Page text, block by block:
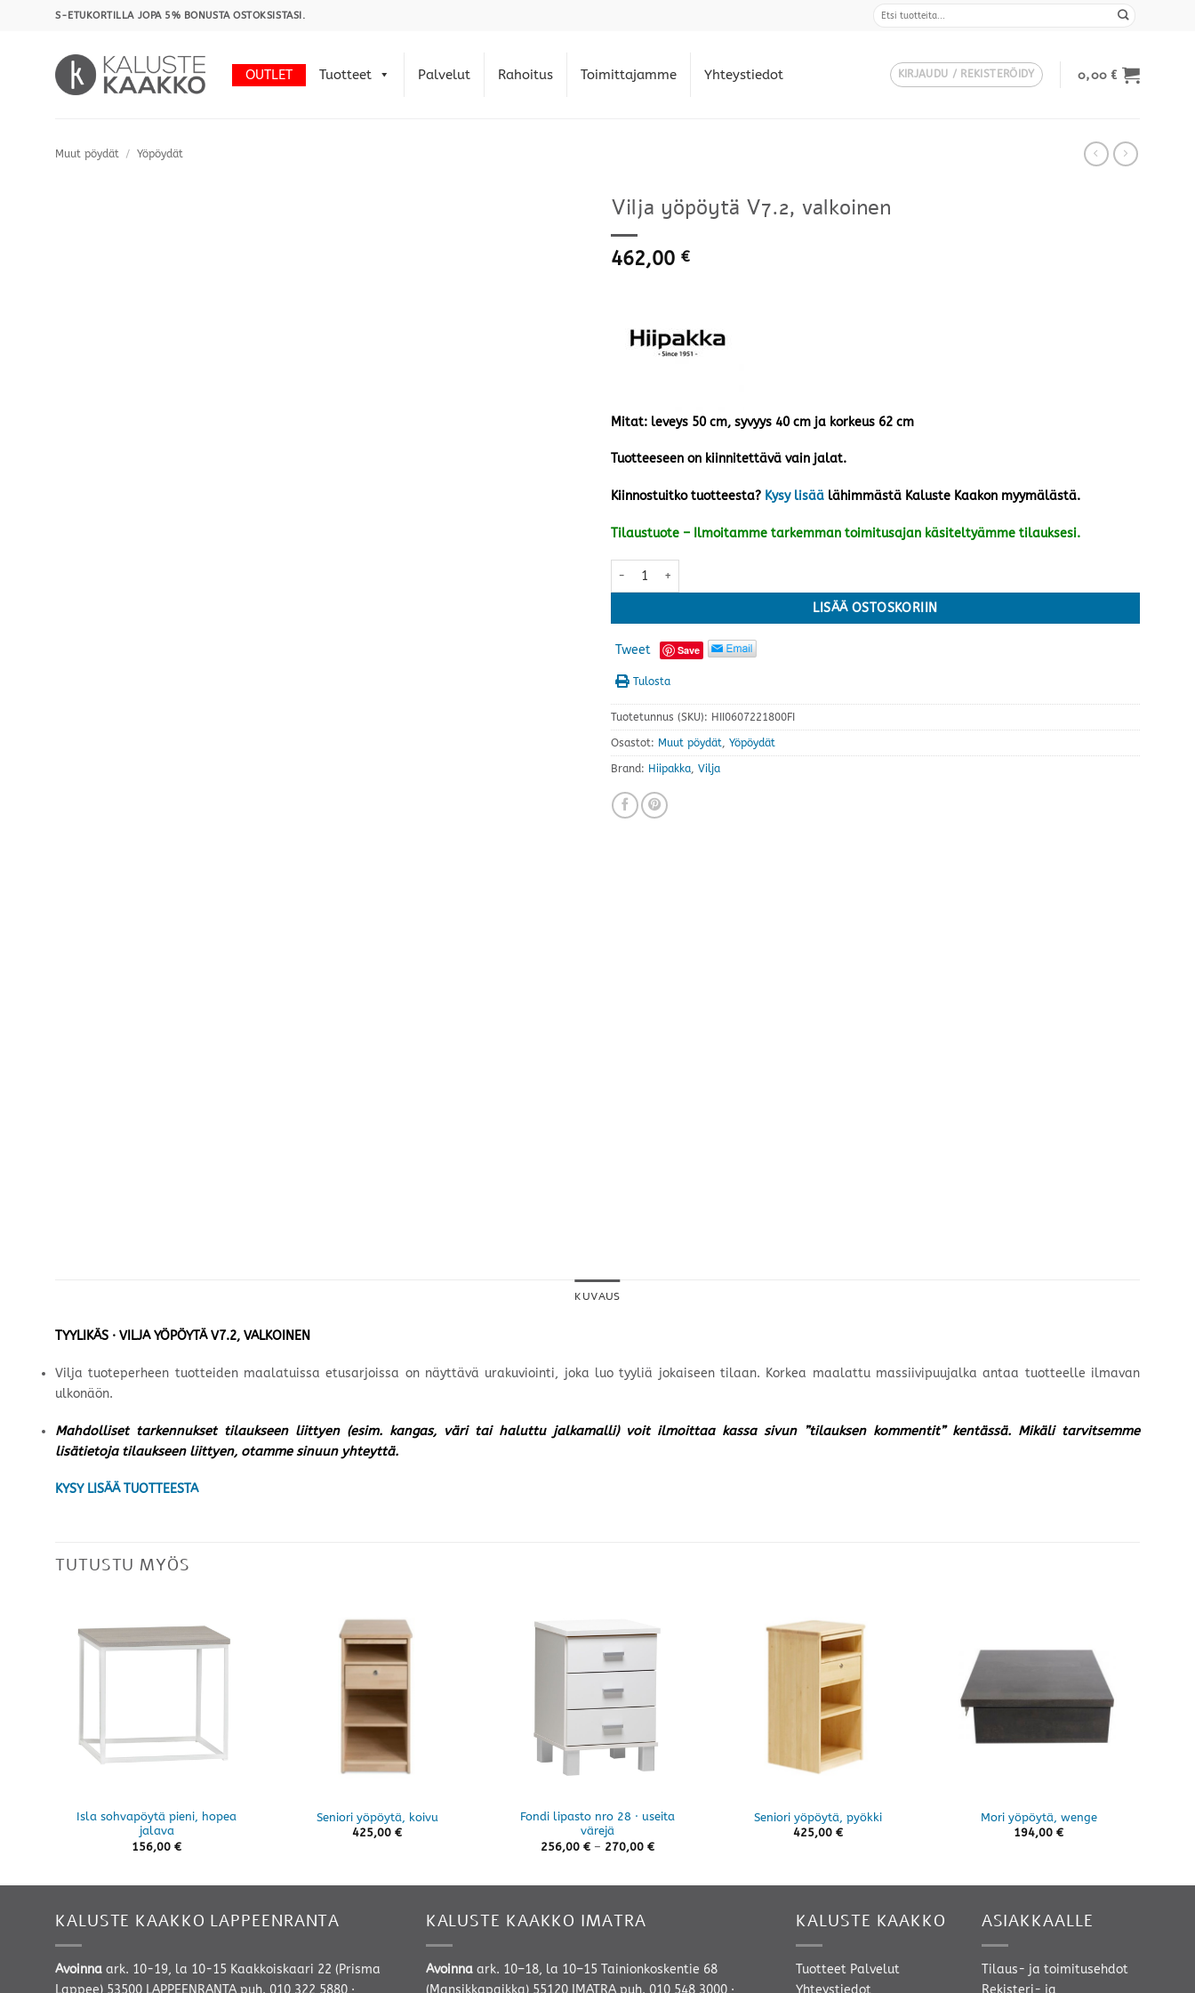
S-ETUKORTILLA JOPA 5% BONUSTA OSTOKSISTASI.
OUTLET Tuotteet Palvelut Rahoitus Toimittajamme Yhteystiedot KIRJAUDU / REKISTERÖIDY 0,00€
Muut pöydät / Yöpöydät
Vilja yöpöytä V7.2, valkoinen
462,00 €
Mitat: leveys 50 cm, syvyys 40 cm ja korkeus 62 cm
Tuotteeseen on kiinnitettävä vain jalat.
Kiinnostuitko tuotteesta? Kysy lisää lähimmästä Kaluste Kaakon myymälästä.
Tilaustuote – Ilmoitamme tarkemman toimitusajan käsiteltyämme tilauksesi.
Vilja yöpöytä V7.2, valkoinen määrä
LISÄÄ OSTOSKORIIN
Tweet Save
Tulosta
Tuotetunnus (SKU): HII0607221800FI
Osastot: Muut pöydät, Yöpöydät
Brand: Hiipakka, Vilja
KUVAUS
TYYLIKÄS · VILJA YÖPÖYTÄ V7.2, VALKOINEN
Vilja tuoteperheen tuotteiden maalatuissa etusarjoissa on näyttävä urakuviointi, joka luo tyyliä jokaiseen tilaan. Korkea maalattu massiivipuujalka antaa tuotteelle ilmavan
ulkonäön.
Mahdolliset tarkennukset tilaukseen liittyen (esim. kangas, väri tai haluttu jalkamalli) voit ilmoittaa kassa sivun ”tilauksen kommentit” kentässä. Mikäli tarvitsemme
lisätietoja tilaukseen liittyen, otamme sinuun yhteyttä.
KYSY LISÄÄ TUOTTEESTA
TUTUSTU MYÖS
Isla sohvapöytä pieni, hopea
jalava
156,00 €
Seniori yöpöytä, koivu
425,00 €
Fondi lipasto nro 28 · useita
värejä
256,00 € – 270,00 €Hintaluokka:
Seniori yöpöytä, pyökki
425,00 €
Mori yöpöytä, wenge
194,00 €
KALUSTE KAAKKO LAPPEENRANTA
Avoinna ark. 10-19, la 10-15 Kaakkoiskaari 22 (Prisma
Lappee) 53500 LAPPEENRANTA puh. 010 322 5880 ·
KALUSTE KAAKKO IMATRA
Avoinnaark. 10–18, la 10–15 Tainionkoskentie 68
(Mansikkapaikka) 55120 IMATRA puh. 010 548 3000·
KALUSTE KAAKKO
Tuotteet Palvelut
Yhteystiedot
ASIAKKAALLE
Tilaus- ja toimitusehdot
Rekisteri- ja